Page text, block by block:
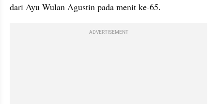
dari Ayu Wulan Agustin pada menit ke-65.
ADVERTISEMENT